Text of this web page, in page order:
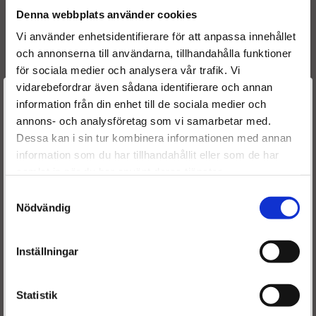
Denna webbplats använder cookies
Vi använder enhetsidentifierare för att anpassa innehållet
och annonserna till användarna, tillhandahålla funktioner
för sociala medier och analysera vår trafik. Vi
vidarebefordrar även sådana identifierare och annan
information från din enhet till de sociala medier och
annons- och analysföretag som vi samarbetar med.
Dessa kan i sin tur kombinera informationen med annan
information som du har tillhandahållit eller som de har
Nödvändig
Inställningar
Statistik
0 445 110 068
0986435083
0445110119
0445110088
55187290
55187291
55192948
73501139
55187290
55192947
71791439
73501139
Välkommen till
Dieselspecialisten.se
För att förbättra din upplevelse på vår hemsida ber vi dig
välja vilken kategori du tillhör